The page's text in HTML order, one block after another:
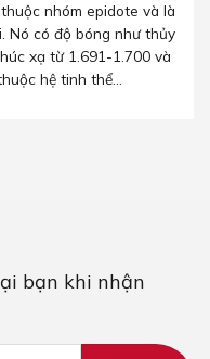
nhóm epidote và là
Nó có độ bóng như thủy
xạ từ 1.691-1.700 và
hệ tinh thể...
bạn khi nhận